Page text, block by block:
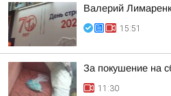
Валерий
15:51
За покушение на
11:30